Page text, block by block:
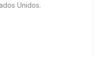
Unidos.